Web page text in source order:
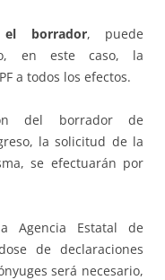
el borrador, puede
en este caso, la
a todos los efectos.
del borrador de
la solicitud de la
se efectuarán por
Agencia Estatal de
de declaraciones
será necesario,